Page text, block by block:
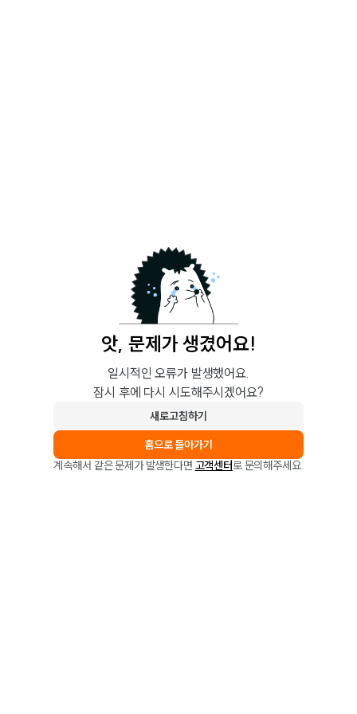
앗, 문제가 생겼어요!
일시적인 오류가 발생했어요.
잠시 후에 다시 시도해주시겠어요?
새로고침하기
홈으로 돌아가기
계속해서 같은 문제가 발생한다면 고객센터로 문의해주세요.